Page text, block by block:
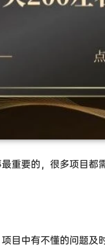
重要的，很多项目
目中有不懂的问题及